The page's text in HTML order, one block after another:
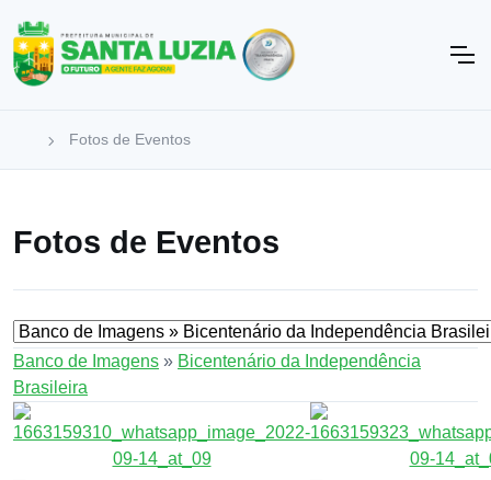
Fotos de Eventos
Fotos de Eventos
Banco de Imagens » Bicentenário da Independência
Brasileira